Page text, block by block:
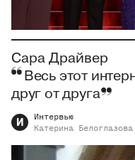
Сара Драйвер
Весь этот
друг от друга
И
Интервью
Катерина
Белоглазова